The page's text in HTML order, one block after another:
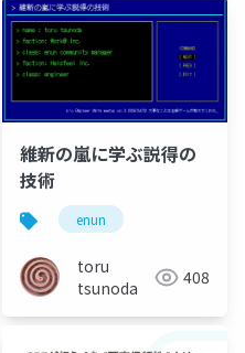
維新の嵐に学ぶ説得の
技術
enun
toru
tsunoda
408